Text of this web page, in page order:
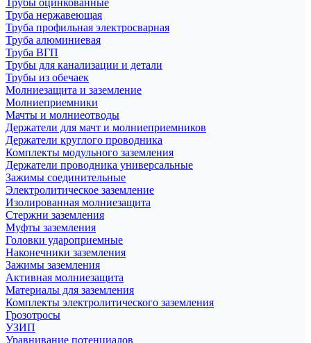
Трубы оцинкованные
Труба нержавеющая
Труба профильная электросварная
Труба алюминиевая
Труба ВГП
Трубы для канализации и детали
Трубы из обечаек
Молниезащита и заземление
Молниеприемники
Мачты и молниеотводы
Держатели для мачт и молниеприемников
Держатели круглого проводника
Комплекты модульного заземления
Держатели проводника универсальные
Зажимы соединительные
Электролитическое заземление
Изолированная молниезащита
Стержни заземления
Муфты заземления
Головки удароприемные
Наконечники заземления
Зажимы заземления
Активная молниезащита
Материалы для заземления
Комплекты электролитического заземления
Грозотросы
УЗИП
Уравнивание потенциалов